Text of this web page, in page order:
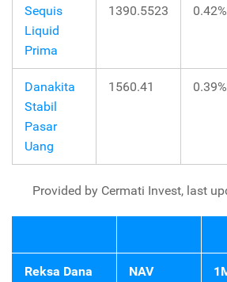
Sequis
Liquid
Prima
1390.5523 0.42%
Danakita
Stabil
Pasar
Uang
1560.41 0.39%
Provided by Cermati Invest, last
Reksa Dana
NAV